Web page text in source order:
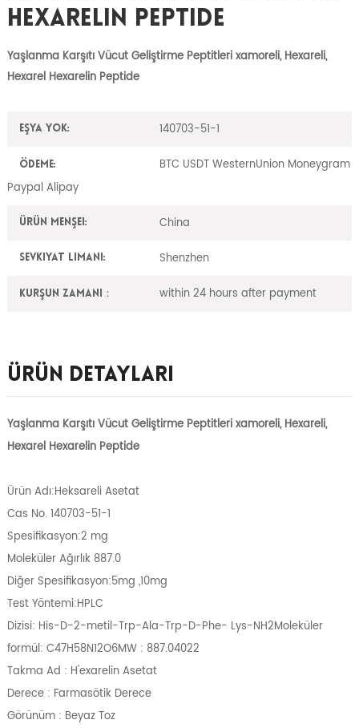
Hexarelin Peptide
Yaşlanma Karşıtı Vücut Geliştirme Peptitleri xamoreli, Hexareli,
Hexarel Hexarelin Peptide
Eşya yok: 140703-51-1
Ödeme:
BTC USDT WesternUnion Moneygram
Paypal Alipay
Ürün Menşei: China
Sevkiyat Limanı: Shenzhen
Kurşun zamanı： within 24 hours after payment
Ürün Detayları
Yaşlanma Karşıtı Vücut Geliştirme Peptitleri xamoreli, Hexareli,
Hexarel Hexarelin Peptide
Ürün Adı:Heksareli Asetat
Cas No. 140703-51-1
Spesifikasyon:2 mg
Moleküler Ağırlık 887.0
Diğer Spesifikasyon:5mg ,10mg
Test Yöntemi:HPLC
Dizisi: His-D-2-metil-Trp-Ala-Trp-D-Phe- Lys-NH2Moleküler
formül: C47H58N12O6MW : 887.04022
Takma Ad : H'exarelin Asetat
Derece : Farmasötik Derece
Görünüm : Beyaz Toz